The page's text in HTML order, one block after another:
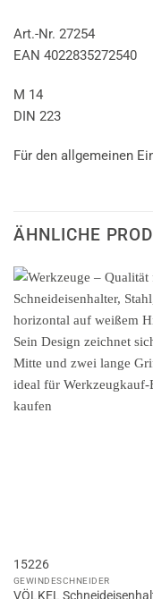
Art.-Nr. 27254
EAN 4022835272540
M 14
DIN 223
Für den allgemeinen
ÄHNLICHE
15226
GEWINDESCHNEIDER
VÖLKEL